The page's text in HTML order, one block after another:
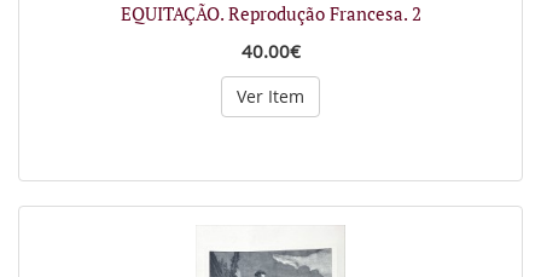
EQUITAÇÃO. Reprodução Francesa. 2
40.00€
Ver Item